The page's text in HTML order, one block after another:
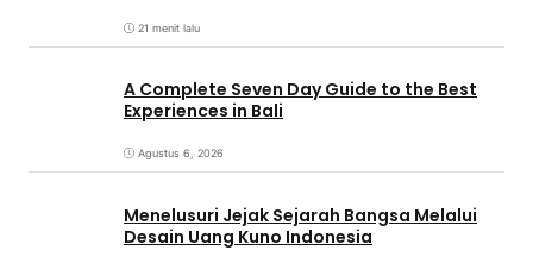
21 menit lalu
A Complete Seven Day Guide to the Best
Experiences in Bali
Agustus 6, 2026
Menelusuri Jejak Sejarah Bangsa Melalui
Desain Uang Kuno Indonesia